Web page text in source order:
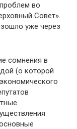
во
Совет».
уже через
сомнения в
(о которой